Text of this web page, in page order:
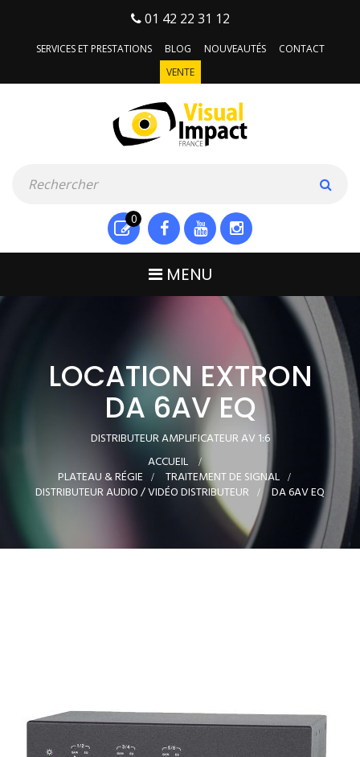
01 42 22 31 12
SERVICES ET PRESTATIONS BLOG NOUVEAUTÉS
CONTACT
VENTE
0
MENU
LOCATION EXTRON
DA 6AV EQ
DISTRIBUTEUR AMPLIFICATEUR AV 1:6
ACCUEIL >
PLATEAU & RÉGIE > TRAITEMENT DE SIGNAL >
DISTRIBUTEUR AUDIO / VIDÉO DISTRIBUTEUR > DA 6AV EQ